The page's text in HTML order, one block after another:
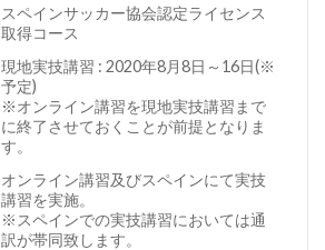
スペインサッカー協会認定ライセンス
取得コース
現地実技講習 : 2020年8月8日～16日(※
予定)
※オンライン講習を現地実技講習まで
に終了させておくことが前提となりま
す。
オンライン講習及びスペインにて実技
講習を実施。
※スペインでの実技講習においては通
訳が帯同致します。